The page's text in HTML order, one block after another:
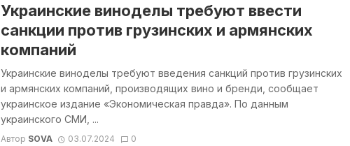
Украинские виноделы требуют ввести
санкции против грузинских и армянских
компаний
Украинские виноделы требуют введения санкций против грузинских
и армянских компаний, производящих вино и бренди, сообщает
украинское издание «Экономическая правда». По данным
украинского СМИ, ...
Автор SOVA 03.07.2024 0